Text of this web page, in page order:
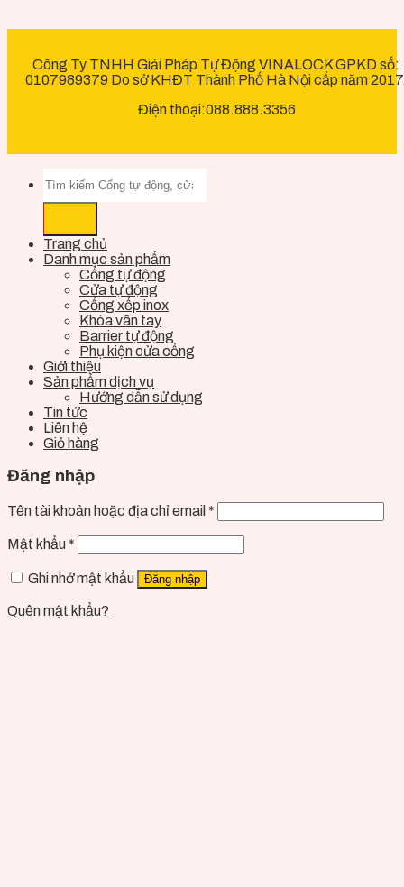
Công Ty TNHH Giải Pháp Tự Động VINALOCK GPKD số:
0107989379 Do sở KHĐT Thành Phố Hà Nội cấp năm
Điện thoại:088.888.3356
Trang chủ
Danh mục sản phẩm
Cổng tự động
Cửa tự động
Cổng xếp inox
Khóa vân tay
Barrier tự động
Phụ kiện cửa cổng
Giới thiệu
Sản phẩm dịch vụ
Hướng dẫn sử dụng
Tin tức
Liên hệ
Giỏ hàng
Đăng nhập
Tên tài khoản hoặc địa chỉ email *
Mật khẩu *
Ghi nhớ mật khẩu Đăng nhập
Quên mật khẩu?